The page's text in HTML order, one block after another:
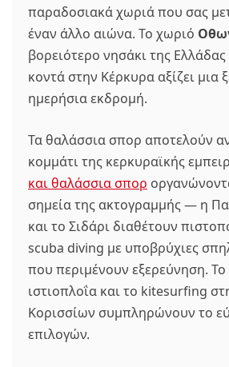
παραδοσιακά χωριά που σας
έναν άλλο αιώνα. Το χωριό
βορειότερο νησάκι της
κοντά στην Κέρκυρα αξίζει μια
ημερήσια εκδρομή.
Τα θαλάσσια σπορ αποτελούν
κομμάτι της κερκυραϊκής
και θαλάσσια σπορ
σημεία της ακτογραμμής — η
και το Σιδάρι διαθέτουν
scuba diving με υποβρύχιες
που περιμένουν εξερεύνηση.
ιστιοπλοΐα και το kitesurfing
Κορισσίων συμπληρώνουν το
επιλογών.